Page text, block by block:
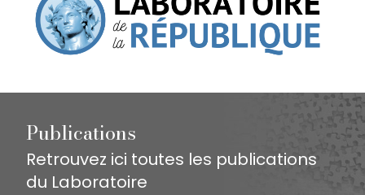
Publications
Retrouvez ici toutes les publications
du Laboratoire